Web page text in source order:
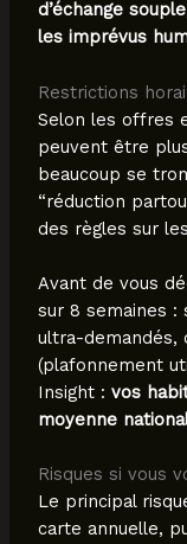
d’échange
les imprévus
Restrictions
Selon les offres
peuvent être
beaucoup se
“réduction
des règles sur
Avant de vous
sur 8 semaines :
ultra-demandés,
(plafonnement
Insight : vos
moyenne
Risques si vous
Le principal
carte annuelle,